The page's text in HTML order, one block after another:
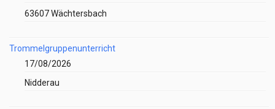
63607 Wächtersbach
Trommelgruppenunterricht
17/08/2026
Nidderau